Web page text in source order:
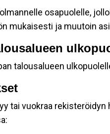
osapuolelle,
mukaisesti ja muutoin
talousalueen
tai vuokraa